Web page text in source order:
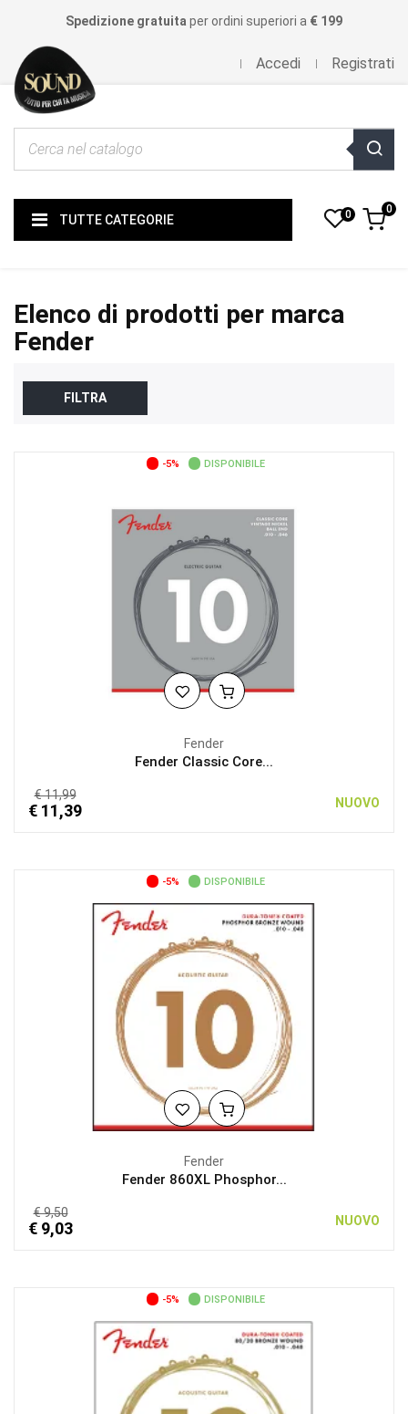
Spedizione gratuita per ordini superiori a € 199
Accedi Registrati
TUTTE CATEGORIE 0 0
Elenco di prodotti per marca
Fender
FILTRA
-5% DISPONIBILE
Fender
Fender Classic Core...
€ 11,99
€ 11,39 NUOVO
-5% DISPONIBILE
Fender
Fender 860XL Phosphor...
€ 9,50
€ 9,03 NUOVO
-5% DISPONIBILE